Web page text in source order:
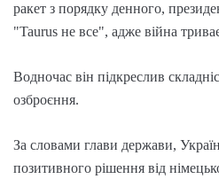
ракет з порядку денного,
"Taurus не все", адже війна
Водночас він підкреслив
озброєння.
За словами глави держави,
позитивного рішення від